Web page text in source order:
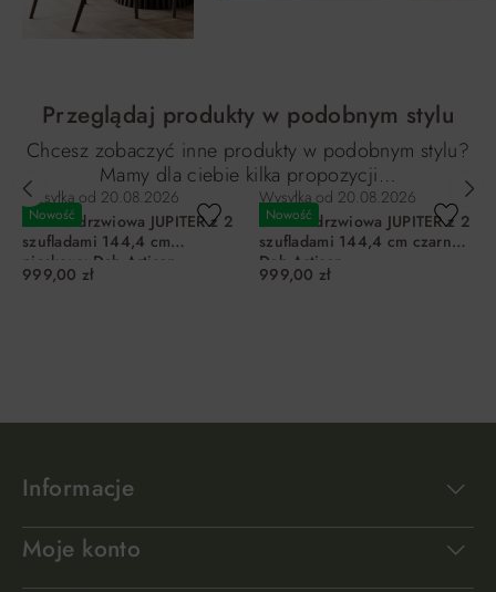
Przeglądaj produkty w podobnym stylu
Chcesz zobaczyć inne produkty w podobnym stylu?
Mamy dla ciebie kilka propozycji…
Nowość
Wysyłka od 20.08.2026
Szafa 3-drzwiowa JUPITER z 2
szufladami 144,4 cm
piaskowy Dąb Artisan
999,00 zł
Nowość
Wysyłka od 20.08.2026
Szafa 3-drzwiowa JUPITER z 2
szufladami 144,4 cm czarny
Dąb Artisan
999,00 zł
Informacje
Moje konto